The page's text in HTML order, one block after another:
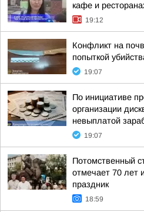
кафе и
19:12
Конфликт на
попыткой
19:07
По инициативе
организации
невыплатой
19:07
Потомственный
отмечает 70 лет
праздник
18:59